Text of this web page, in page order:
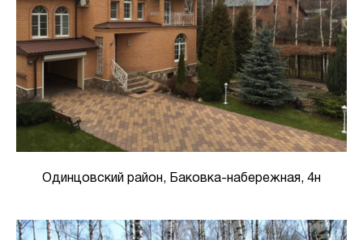
Одинцовский район, Баковка-набережная, 4н